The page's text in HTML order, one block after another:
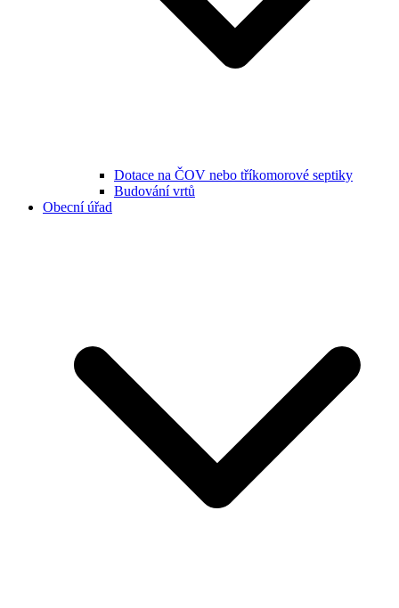
Dotace na ČOV nebo tříkomorové septiky
Budování vrtů
Obecní úřad